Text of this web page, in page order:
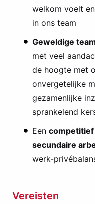
welkom voelt
in ons team
Geweldige
met veel
de hoogte met
onvergetelijke
gezamenlijke
sprankelend
Een
secundaire
werk-
Vereisten